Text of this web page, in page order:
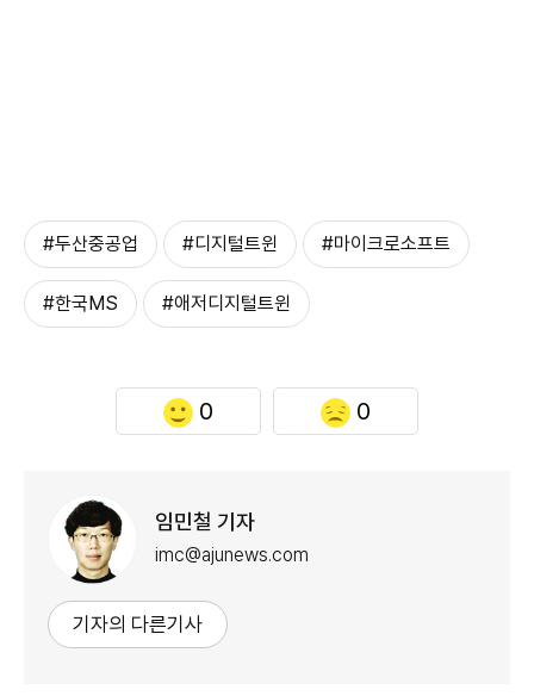
#두산중공업 #디지털트윈 #마이크로소프트
#한국MS #애저디지털트윈
0 0
임민철 기자
imc@ajunews.com
기자의 다른기사